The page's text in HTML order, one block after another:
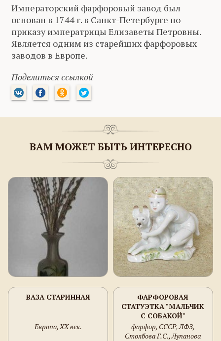
Императорский фарфоровый завод был
основан в 1744 г. в Санкт-Петербурге по
приказу императрицы Елизаветы Петровны.
Является одним из старейших фарфоровых
заводов в Европе.
Поделиться ссылкой
ВАМ МОЖЕТ БЫТЬ ИНТЕРЕСНО
ВАЗА СТАРИННАЯ
Европа, XX век.
ФАРФОРОВАЯ
СТАТУЭТКА "МАЛЬЧИК
С СОБАКОЙ"
фарфор, СССР, ЛФЗ,
Столбова Г.С., Лупанова